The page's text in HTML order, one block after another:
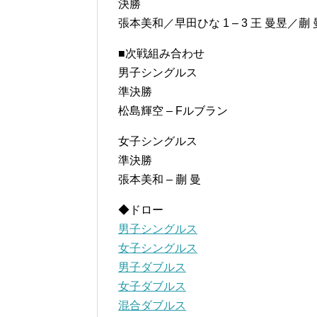
決勝
張本美和／早田ひな 1 – 3 王 曼昱／蒯
■次戦組み合わせ
男子シングルス
準決勝
松島輝空 – Fルブラン
女子シングルス
準決勝
張本美和 – 蒯 曼
◆ドロー
男子シングルス
女子シングルス
男子ダブルス
女子ダブルス
混合ダブルス